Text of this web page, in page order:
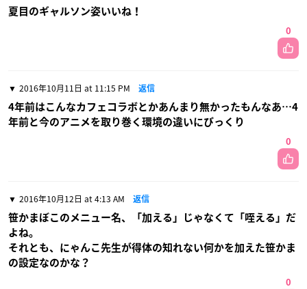
夏目のギャルソン姿いいね！
0
2016年10月11日 at 11:15 PM 返信
4年前はこんなカフェコラボとかあんまり無かったもんなあ…4
年前と今のアニメを取り巻く環境の違いにびっくり
0
2016年10月12日 at 4:13 AM 返信
笹かまぼこのメニュー名、「加える」じゃなくて「咥える」だ
よね。
それとも、にゃんこ先生が得体の知れない何かを加えた笹かま
の設定なのかな？
0